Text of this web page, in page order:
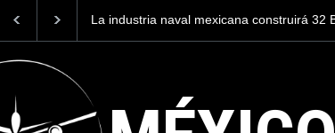
Entrenar a un piloto para volar los nuevos